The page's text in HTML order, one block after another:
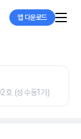
앱 다운로드
호 (성수동1가)